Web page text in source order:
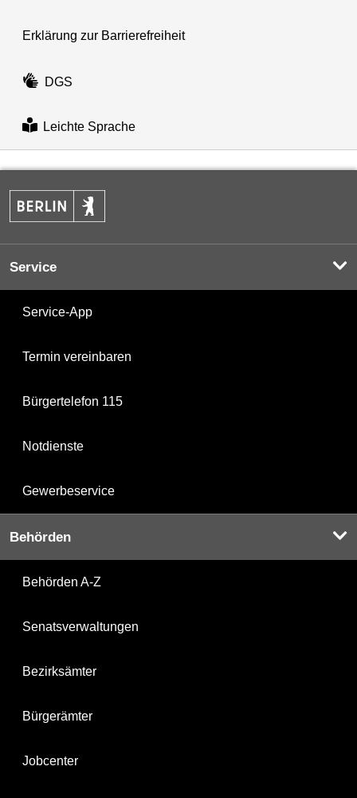
Erklärung zur Barrierefreiheit
DGS
Leichte Sprache
Service
Service-App
Termin vereinbaren
Bürgertelefon 115
Notdienste
Gewerbeservice
Behörden
Behörden A-Z
Senatsverwaltungen
Bezirksämter
Bürgerämter
Jobcenter